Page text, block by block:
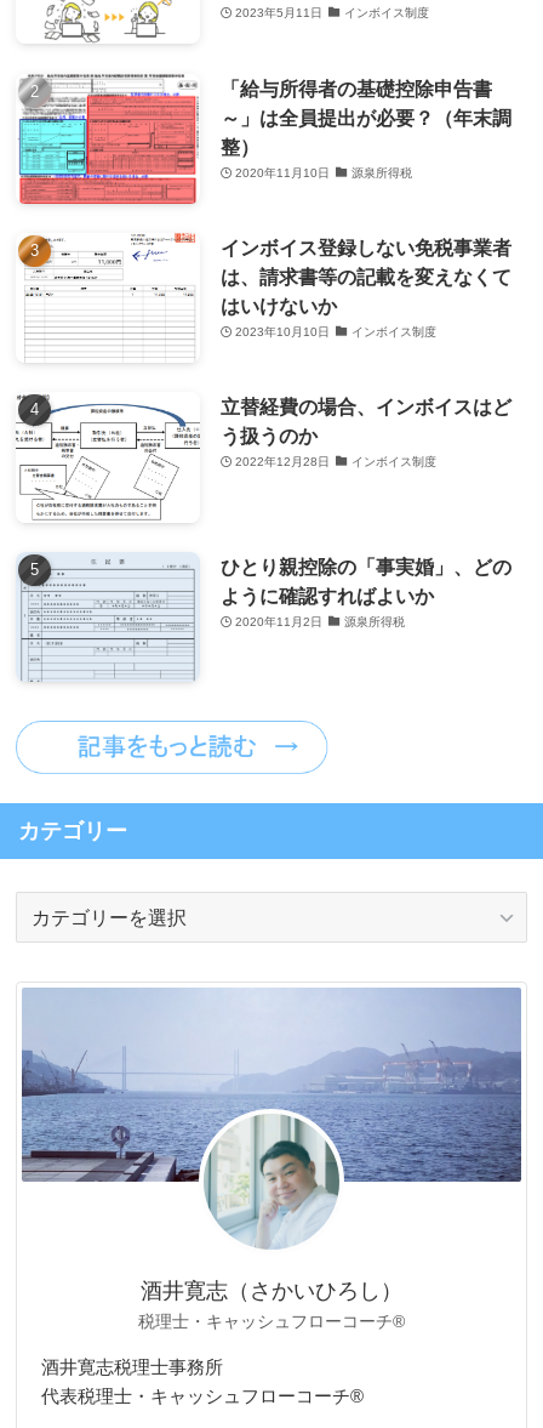
2023年5月11日 インボイス制度
「給与所得者の基礎控除申告書
～」は全員提出が必要？（年末調
整）
2020年11月10日 源泉所得税
インボイス登録しない免税事業者
は、請求書等の記載を変えなくて
はいけないか
2023年10月10日 インボイス制度
立替経費の場合、インボイスはど
う扱うのか
2022年12月28日 インボイス制度
ひとり親控除の「事実婚」、どの
ように確認すればよいか
2020年11月2日 源泉所得税
カテゴリー
リ
酒井寛志（さかいひろし）
税理士・キャッシュフローコーチ®
酒井寛志税理士事務所
代表税理士・キャッシュフローコーチ®